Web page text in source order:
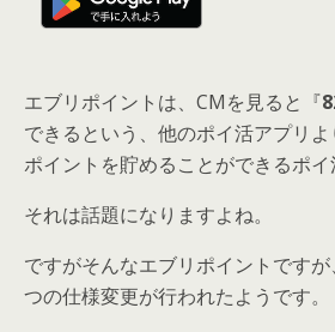
エブリポイントは、CMを見ると『
できるという、他のポイ活アプリ
ポイントを貯めることができるポイ
それは話題になりますよね。
ですがそんなエブリポイントです
つの仕様変更が行われたようです。